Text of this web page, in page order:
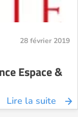
28 février 2019
Espace &
Lire la suite